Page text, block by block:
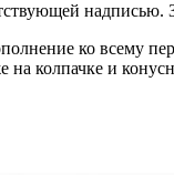
ко всему
колпачке и